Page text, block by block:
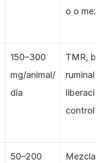
o o
150–300
mg/animal/
día
TMR,
ruminal
liberación
50–200